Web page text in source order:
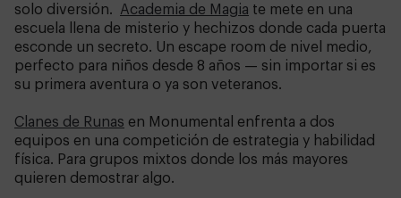
solo diversión. Academia de Magia te mete en una
escuela llena de misterio y hechizos donde cada puerta
esconde un secreto. Un escape room de nivel medio,
perfecto para niños desde 8 años — sin importar si es
su primera aventura o ya son veteranos.
Clanes de Runas en Monumental enfrenta a dos
equipos en una competición de estrategia y habilidad
física. Para grupos mixtos donde los más mayores
quieren demostrar algo.